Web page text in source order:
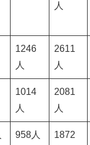
人
1246
人
2611
人
1014
人
2081
人
958人
1872